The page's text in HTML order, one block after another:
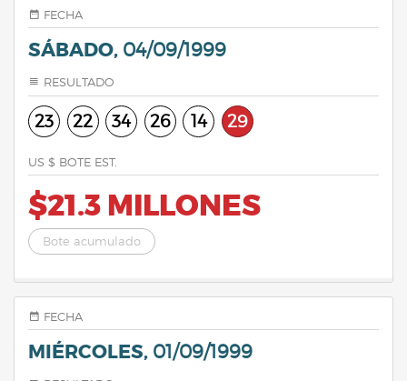
FECHA
SÁBADO, 04/09/1999
RESULTADO
23 22 34 26 14 29
US $ BOTE EST.
$21.3 MILLONES
Bote acumulado
FECHA
MIÉRCOLES, 01/09/1999